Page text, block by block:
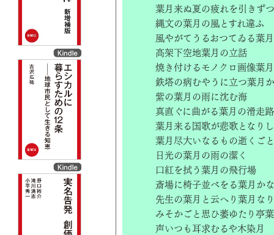
葉月来ぬ夏の疲れを引きず
縄文の葉月の風とすれ違ふ
風やがてうるおつてゐる葉
高架下空地葉月の立話
焼き付けるモノクロ画像葉
鉄塔の病むやうに立つ葉月
紫の葉月の雨に沈む海
真直ぐに曲がる葉月の滑走路
葉月来る国歌が悲歌となり
葉月尽大いなるもの逝くご
日光の葉月の雨の潔く
口紅を拭う葉月の飛行場
斎場に椅子並べをる葉月かな
先生の葉月と云へり葉月なり
みそかごと思ひ萎ゆたり亭
声いつも耳求むるや木染月